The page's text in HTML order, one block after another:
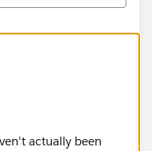
actually been